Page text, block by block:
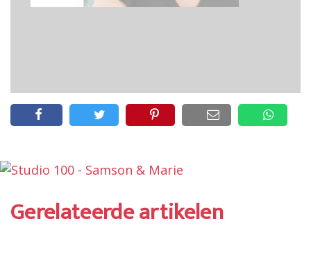
Gerelateerde artikelen